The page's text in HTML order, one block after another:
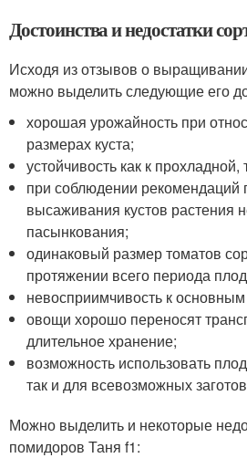
Достоинства и недостатки
Исходя из отзывов о
можно выделить следующие его
хорошая урожайность при
размерах куста;
устойчивость как к прохладной,
при соблюдении рекомендаций
высаживания кустов растения
пасынкования;
одинаковый размер томатов
протяжении всего периода
невосприимчивость к
овощи хорошо переносят
длительное хранение;
возможность использовать
так и для всевозможных
Можно выделить и некоторые
помидоров Таня f1: